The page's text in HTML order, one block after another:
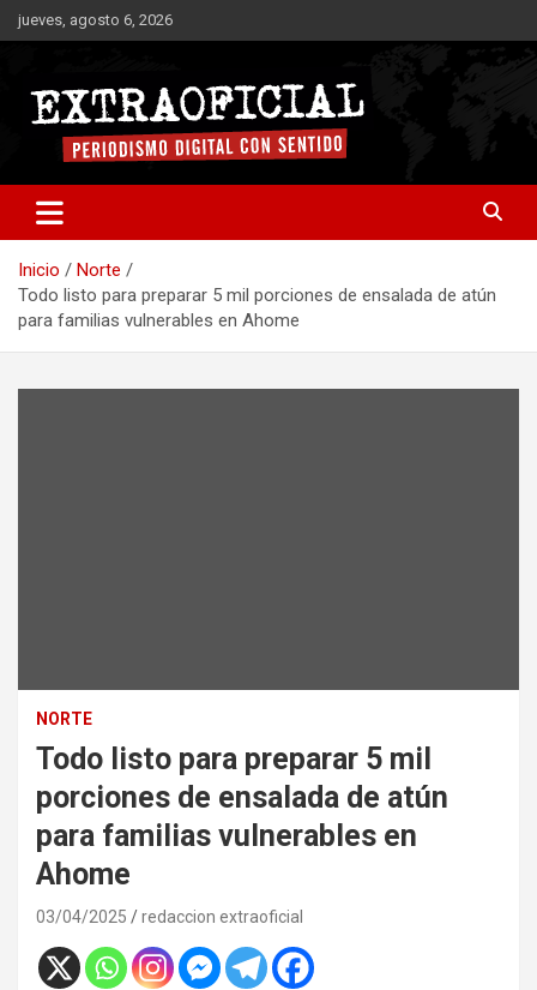
Saltar
al
jueves, agosto 6, 2026
Extraoficial
Inicio
Norte
Todo listo para preparar 5 mil porciones de ensalada de atún
para familias vulnerables en Ahome
NORTE
Todo listo para preparar 5 mil
porciones de ensalada de atún
para familias vulnerables en
Ahome
03/04/2025 redaccion extraoficial